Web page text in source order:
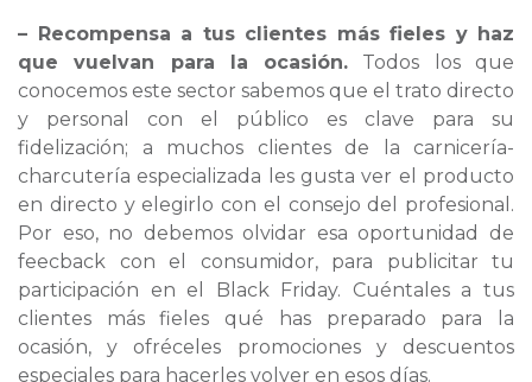
– Recompensa a tus clientes más fieles y haz
que vuelvan para la ocasión. Todos los que
conocemos este sector sabemos que el trato directo
y personal con el público es clave para su
fidelización; a muchos clientes de la carnicería-
charcutería especializada les gusta ver el producto
en directo y elegirlo con el consejo del profesional.
Por eso, no debemos olvidar esa oportunidad de
feecback con el consumidor, para publicitar tu
participación en el Black Friday. Cuéntales a tus
clientes más fieles qué has preparado para la
ocasión, y ofréceles promociones y descuentos
especiales para hacerles volver en esos días.